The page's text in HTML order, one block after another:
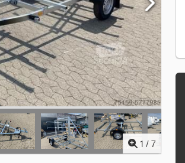
1 / 7